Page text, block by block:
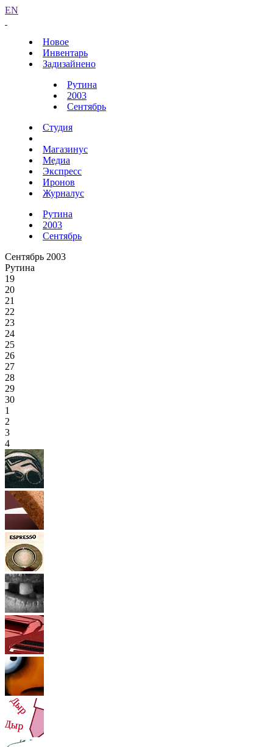
EN
Новое
Инвентарь
Задизайнено
Рутина
2003
Сентябрь
Студия
Магазинус
Медиа
Экспресс
Иронов
Журналус
Рутина
2003
Сентябрь
Сентябрь 2003
Рутина
19
20
21
22
23
24
25
26
27
28
29
30
1
2
3
4